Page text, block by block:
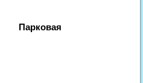
Парковая